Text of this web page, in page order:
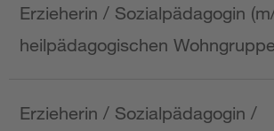
Erzieherin / Sozialpädagogin
heilpädagogischen Wohngruppe
Erzieherin / Sozialpädagogin /